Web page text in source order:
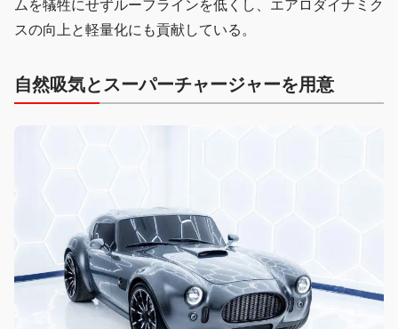
ムを犠牲にせずルーフラインを低くし、エアロダイナミク
スの向上と軽量化にも貢献している。
自然吸気とスーパーチャージャーを用意